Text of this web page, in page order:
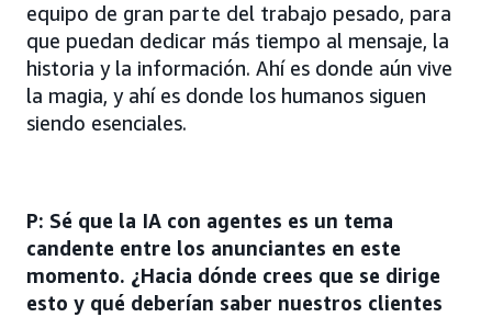
equipo de gran parte del trabajo pesado, para
que puedan dedicar más tiempo al mensaje, la
historia y la información. Ahí es donde aún vive
la magia, y ahí es donde los humanos siguen
siendo esenciales.
P: Sé que la IA con agentes es un tema
candente entre los anunciantes en este
momento. ¿Hacia dónde crees que se dirige
esto y qué deberían saber nuestros clientes